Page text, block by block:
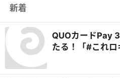
新着
QUOカードPay
たる！「#これロ